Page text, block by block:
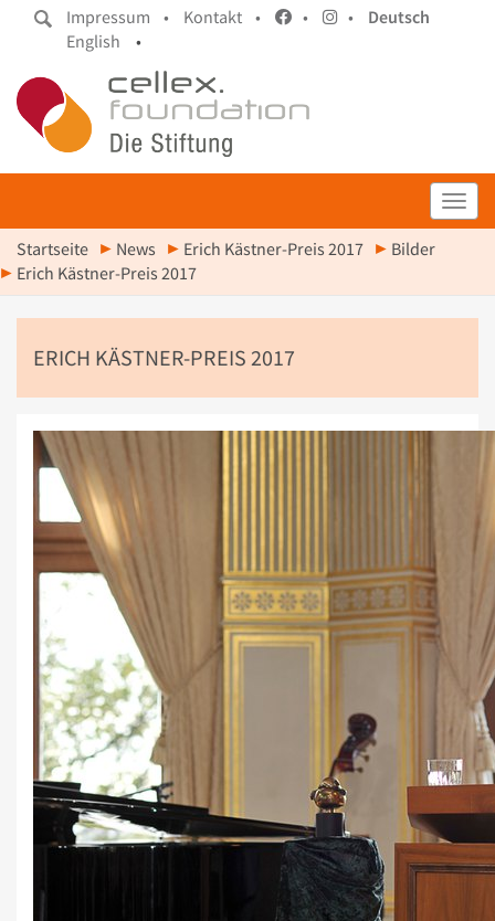
Impressum • Kontakt • • •
Deutsch
English
•
Startseite News Erich Kästner-Preis 2017
Bilder
Erich Kästner-Preis 2017
ERICH KÄSTNER-PREIS 2017